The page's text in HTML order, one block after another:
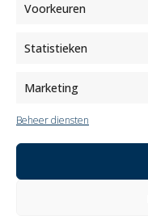
Voorkeuren
Statistieken
Marketing
Beheer diensten
Newsletter Information
Nieuwsbrief